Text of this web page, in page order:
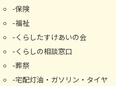
保険
福祉
くらしたすけあいの会
くらしの相談窓⼝
葬祭
宅配灯油・ガソリン・タイヤ